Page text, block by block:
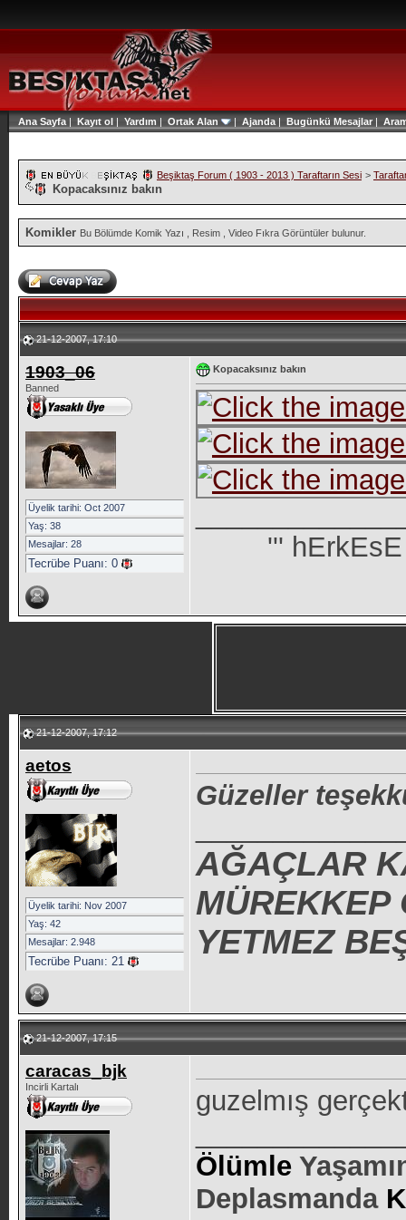
Ana Sayfa | Kayıt ol | Yardım | Ortak Alan | Ajanda | Bugünkü Mesajlar|
Beşiktaş Forum ( 1903 - 2013 ) Taraftarın Sesi >
Kopacaksınız bakın
Komikler Bu Bölümde Komik Yazı , Resim , Video Fıkra Görüntüler bulunur.
21-12-2007, 17:10
1903_06
Banned
Üyelik tarihi: Oct 2007
Yaş: 38
Mesajlar: 28
Tecrübe Puanı: 0
Kopacaksınız bakın
'''
21-12-2007, 17:12
aetos
Üyelik tarihi: Nov 2007
Yaş: 42
Mesajlar: 2.948
Tecrübe Puanı: 21
Güzeller
AĞAÇLAR
MÜREKKEP
YETMEZ
21-12-2007, 17:15
caracas_bjk
Incirli Kartalı
guzelmış
Ölümle
Deplasmanda